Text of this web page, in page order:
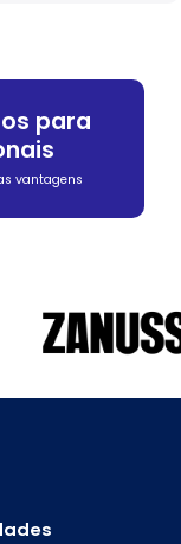
para
vantagens